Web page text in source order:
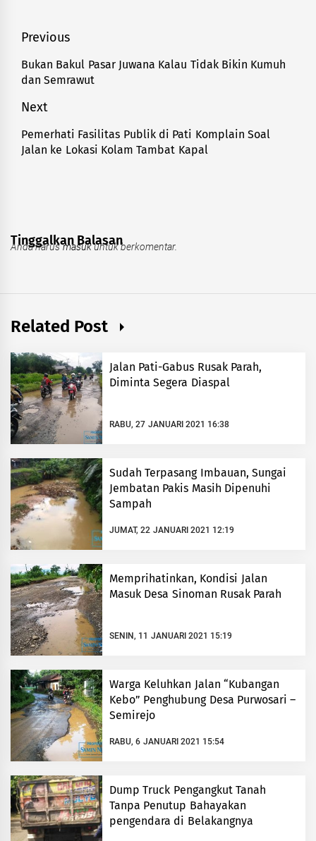
Navigasi
pos
Previous
Previous
post:
Bukan Bakul Pasar Juwana Kalau Tidak Bikin Kumuh
dan Semrawut
Next
Next
post:
Pemerhati Fasilitas Publik di Pati Komplain Soal
Jalan ke Lokasi Kolam Tambat Kapal
Tinggalkan Balasan
Anda harusmasukuntuk berkomentar.
Related Post
Jalan Pati-Gabus Rusak Parah,
Diminta Segera Diaspal
RABU, 27 JANUARI 2021 16:38
Sudah Terpasang Imbauan, Sungai
Jembatan Pakis Masih Dipenuhi
Sampah
JUMAT, 22 JANUARI 2021 12:19
Memprihatinkan, Kondisi Jalan
Masuk Desa Sinoman Rusak Parah
SENIN, 11 JANUARI 2021 15:19
Warga Keluhkan Jalan “Kubangan
Kebo” Penghubung Desa Purwosari –
Semirejo
RABU, 6 JANUARI 2021 15:54
Dump Truck Pengangkut Tanah
Tanpa Penutup Bahayakan
pengendara di Belakangnya